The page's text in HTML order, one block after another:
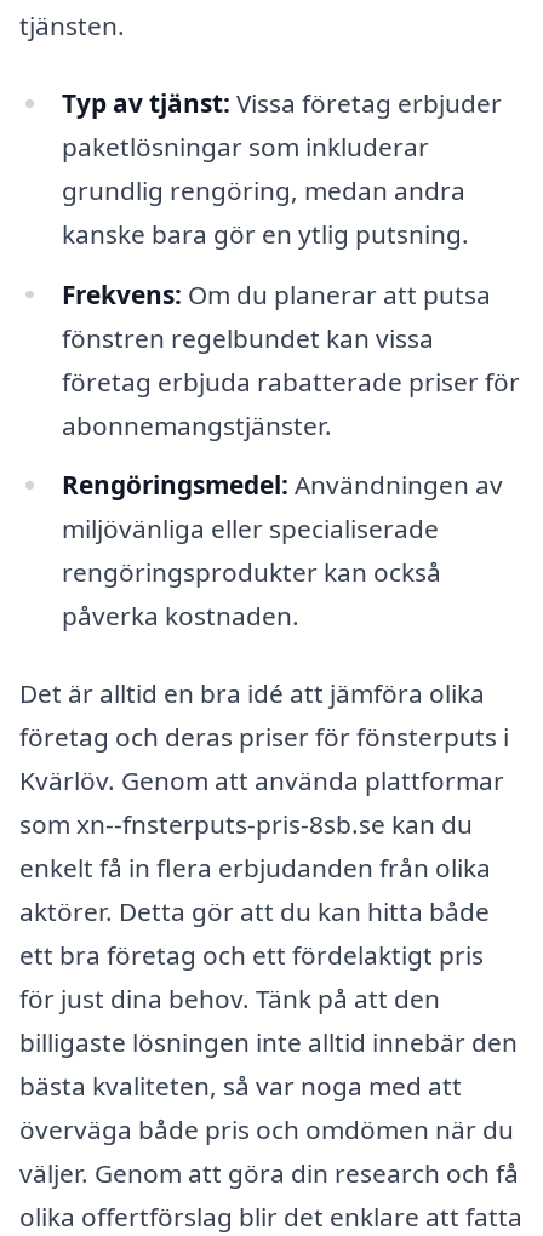
tjänsten.
Typ av tjänst: Vissa företag erbjuder
paketlösningar som inkluderar
grundlig rengöring, medan andra
kanske bara gör en ytlig putsning.
Frekvens: Om du planerar att putsa
fönstren regelbundet kan vissa
företag erbjuda rabatterade priser för
abonnemangstjänster.
Rengöringsmedel: Användningen av
miljövänliga eller specialiserade
rengöringsprodukter kan också
påverka kostnaden.
Det är alltid en bra idé att jämföra olika
företag och deras priser för fönsterputs i
Kvärlöv. Genom att använda plattformar
som xn--fnsterputs-pris-8sb.se kan du
enkelt få in flera erbjudanden från olika
aktörer. Detta gör att du kan hitta både
ett bra företag och ett fördelaktigt pris
för just dina behov. Tänk på att den
billigaste lösningen inte alltid innebär den
bästa kvaliteten, så var noga med att
överväga både pris och omdömen när du
väljer. Genom att göra din research och få
olika offertförslag blir det enklare att fatta